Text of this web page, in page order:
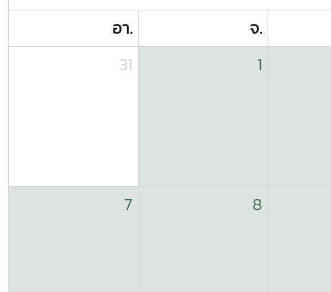
อา.
จ.
31
1
7 8